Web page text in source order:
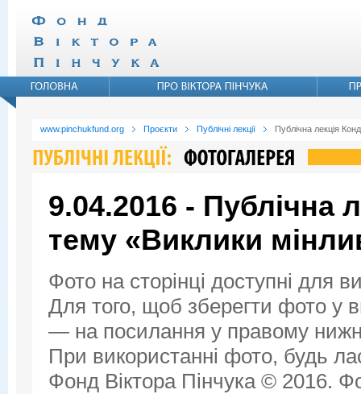
www.pinchukfund.org Проєкти Публічні лекції Публічна лекція
9.04.2016 - Публічна
тему «Виклики
Фото на сторінці доступні для
Для того, щоб зберегти фото у
— на посилання у правому
При використанні фото, будь
Фонд Віктора Пінчука © 2016.